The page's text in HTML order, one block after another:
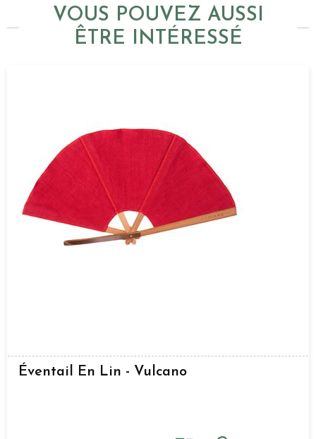
VOUS POUVEZ AUSSI
ÊTRE INTÉRESSÉ
Éventail En Lin - Vulcano